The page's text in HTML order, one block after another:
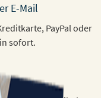
E-Mail
PayPal oder
sofort.